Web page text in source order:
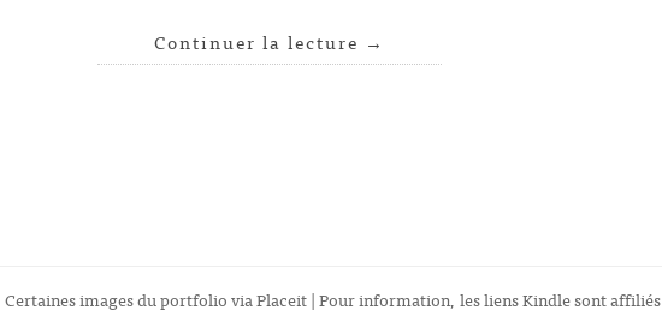
Continuer la lecture →
images du portfolio viaPlaceit| Pour information, les liens Kindle sont affiliés